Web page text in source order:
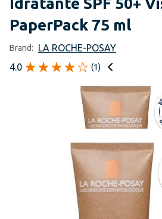
PaperPack 75 ml
Brand:
LA ROCHE-POSAY
4.0
(1)